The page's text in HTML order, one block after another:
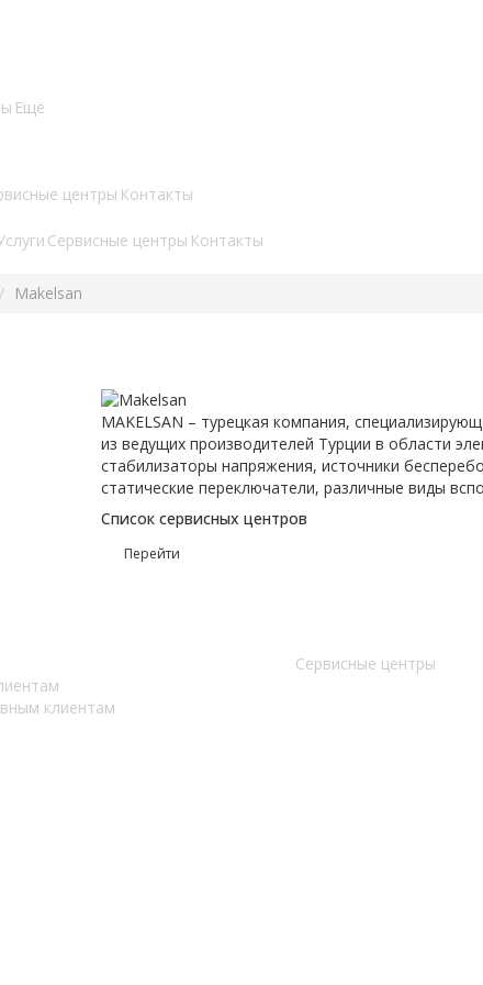
Ещё
центры Контакты
Сервисные центры Контакты
Makelsan
MAKELSAN – турецкая компания,
из ведущих производителей Турции в области
стабилизаторы напряжения, источники
статические переключатели, различные виды
Список сервисных центров
Перейти
клиентам
Сервисные центры